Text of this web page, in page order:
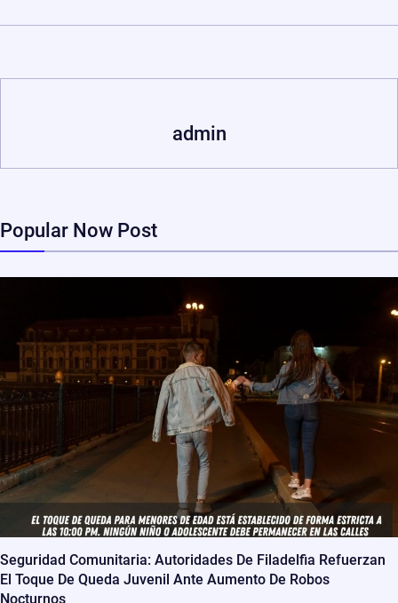
admin
Popular Now Post
Seguridad Comunitaria: Autoridades De Filadelfia Refuerzan
El Toque De Queda Juvenil Ante Aumento De Robos
Nocturnos